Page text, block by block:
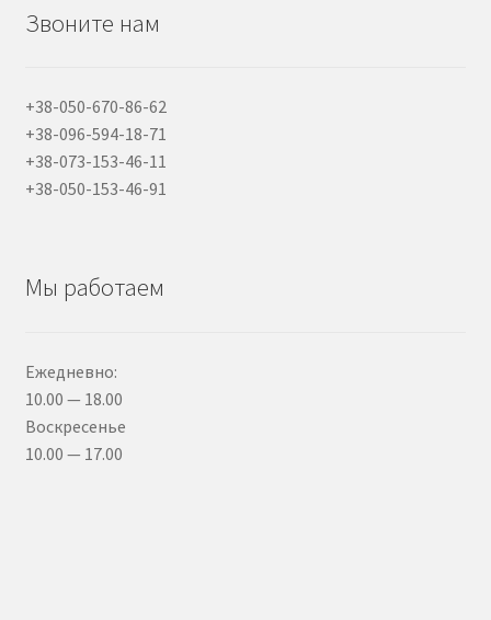
Звоните нам
+38-050-670-86-62
+38-096-594-18-71
+38-073-153-46-11
+38-050-153-46-91
Мы работаем
Ежедневно:
10.00 — 18.00
Воскресенье
10.00 — 17.00